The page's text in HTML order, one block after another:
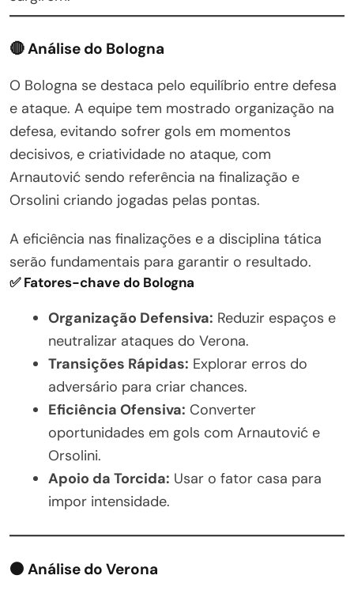
🔴 Análise do Bologna
O Bologna se destaca pelo equilíbrio entre defesa
e ataque. A equipe tem mostrado organização na
defesa, evitando sofrer gols em momentos
decisivos, e criatividade no ataque, com
Arnautović sendo referência na finalização e
Orsolini criando jogadas pelas pontas.
A eficiência nas finalizações e a disciplina tática
serão fundamentais para garantir o resultado.
✅ Fatores-chave do Bologna
Organização Defensiva: Reduzir espaços e
neutralizar ataques do Verona.
Transições Rápidas: Explorar erros do
adversário para criar chances.
Eficiência Ofensiva: Converter
oportunidades em gols com Arnautović e
Orsolini.
Apoio da Torcida: Usar o fator casa para
impor intensidade.
⚫ Análise do Verona